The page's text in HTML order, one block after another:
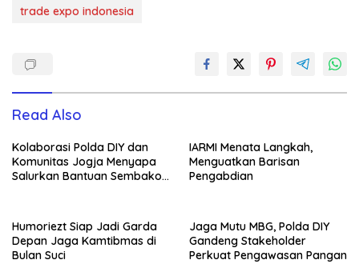
trade expo indonesia
Read Also
Kolaborasi Polda DIY dan
Komunitas Jogja Menyapa
Salurkan Bantuan Sembako,
IARMI Menata Langkah,
Menguatkan Barisan
Pengabdian
Humoriezt Siap Jadi Garda
Depan Jaga Kamtibmas di
Bulan Suci
Jaga Mutu MBG, Polda DIY
Gandeng Stakeholder
Perkuat Pengawasan Pangan